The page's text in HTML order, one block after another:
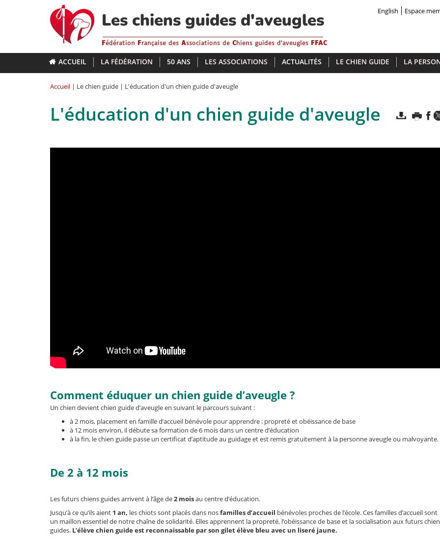
Les chiens guides d'aveugles
Fédération Française des Associations de Chiens guides d'aveugles FFAC
English Espace
ACCUEIL LA FÉDÉRATION 50 ANS LES ASSOCIATIONS ACTUALITÉS LE CHIEN GUIDE LA
Accueil | Le chien guide | L'éducation d'un chien guide d'aveugle
L'éducation d'un chien guide d'aveugle
Comment éduquer un chien guide d’aveugle ?
Un chien devient chien guide d’aveugle en suivant le parcours suivant :
à 2 mois, placement en famille d’accueil bénévole pour apprendre : propreté et obéissance de base
à 12 mois environ, il débute sa formation de 6 mois dans un centre d’éducation
à la fin, le chien guide passe un certificat d’aptitude au guidage et est remis gratuitement à la personne aveugle ou malvoyante.
De 2 à 12 mois
Les futurs chiens guides arrivent à l’âge de2 moisau centre d’éducation.
Jusqu’à ce qu’ils aient 1 an, les chiots sont placés dans nosfamilles d’accueil bénévoles proches de l’école. Ces familles d’accueil sont
un maillon essentiel de notre chaîne de solidarité. Elles apprennent la propreté, l’obéissance de base et la socialisation aux futurs
guides. L’élève chien guide est reconnaissable par son gilet élève bleu avec un liseré jaune.